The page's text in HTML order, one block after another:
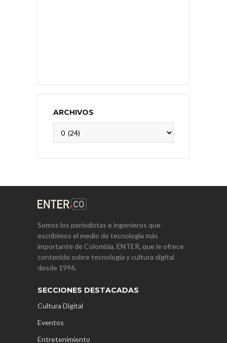
ARCHIVOS
Somos los periodistas e ingenieros que
escribimos el medio de tecnología más
importante de Colombia, ENTER, que le ofrece
contenido sobre tecnología y cultura digital
desde 1996.
SECCIONES DESTACADAS
Cultura Digital
Eventos
Entretenimiento